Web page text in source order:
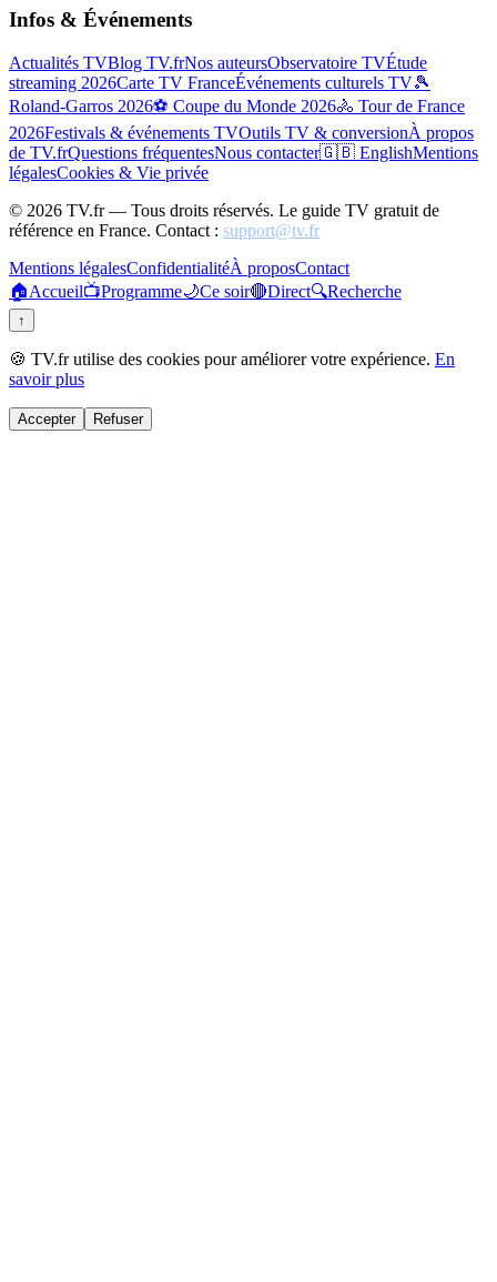
Infos & Événements
Actualités TVBlog TV.frNos auteursObservatoire TVÉtude
streaming 2026Carte TV FranceÉvénements culturels TV🎾
Roland-Garros 2026⚽ Coupe du Monde 2026🚴 Tour de France
2026Festivals & événements TVOutils TV & conversionÀ propos
de TV.frQuestions fréquentesNous contacter🇬🇧 EnglishMentions
légalesCookies & Vie privée
© 2026 TV.fr — Tous droits réservés. Le guide TV gratuit de
référence en France. Contact : support@tv.fr
Mentions légalesConfidentialitéÀ proposContact
🏠Accueil📺Programme🌙Ce soir🔴Direct🔍Recherche
↑
🍪 TV.fr utilise des cookies pour améliorer votre expérience. En
savoir plus
Accepter Refuser